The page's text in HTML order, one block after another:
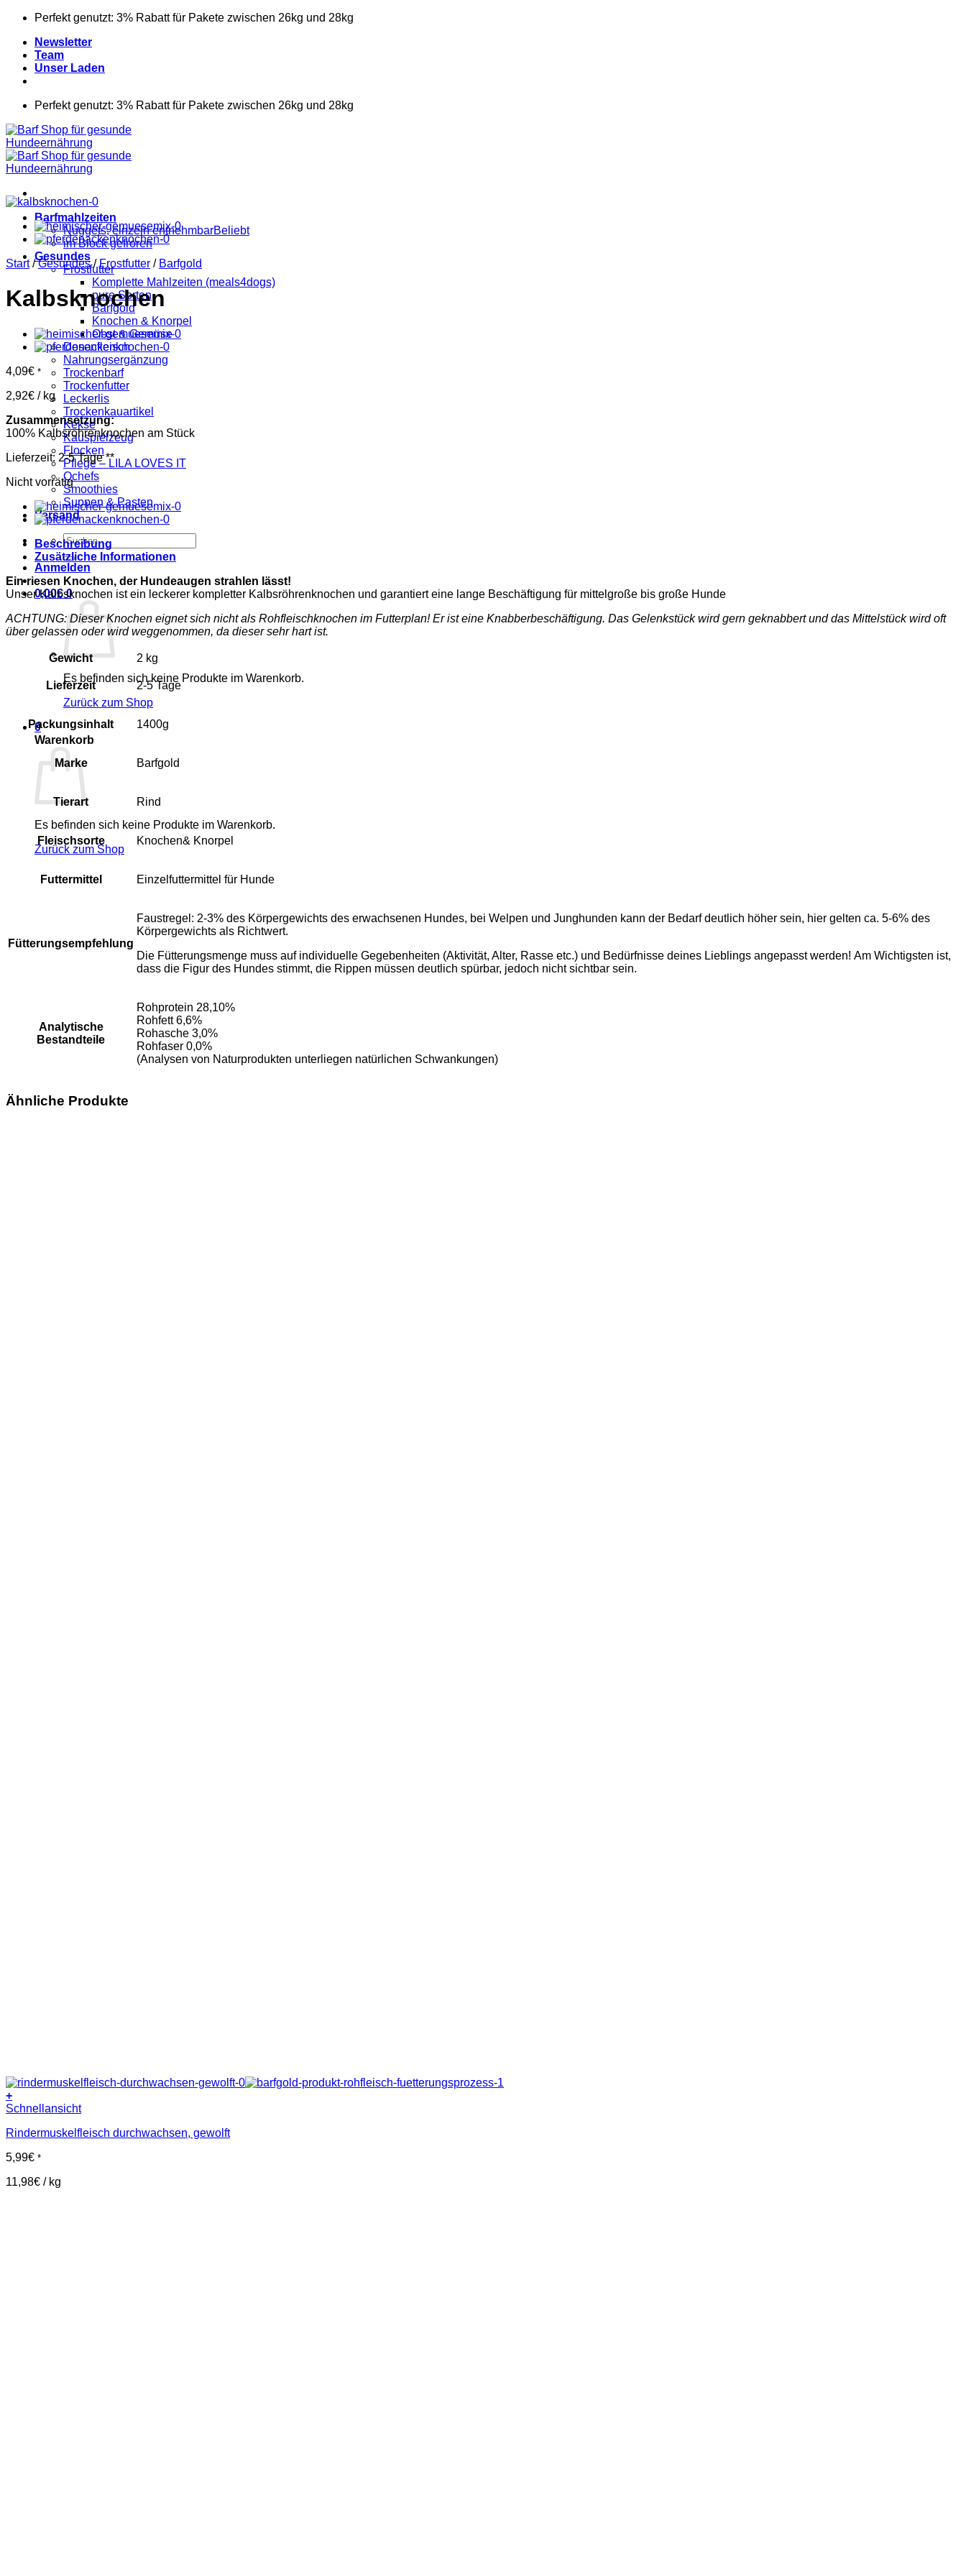
Zum
springen
Perfekt genutzt: 3% Rabatt für Pakete zwischen 26kg und 28kg
Newsletter
Team
Unser Laden
Perfekt genutzt: 3% Rabatt für Pakete zwischen 26kg und 28kg
Barfmahlzeiten
Nuggets, einzeln entnehmbar
im Block gefroren
Gesundes
Frostfutter
Komplette Mahlzeiten (meals4dogs)
pure Sorten
Barfgold
Knochen & Knorpel
Obst & Gemüse
Dosenfleisch
Nahrungsergänzung
Trockenbarf
Trockenfutter
Leckerlis
Trockenkauartikel
Kekse
Kauspielzeug
Flocken
Pflege – LILA LOVES IT
Qchefs
Smoothies
Suppen & Pasten
Versand
Suchen
nach:
Anmelden
0,00€ 0
Es befinden sich keine Produkte im Warenkorb.
Zurück zum Shop
0
Warenkorb
Es befinden sich keine Produkte im Warenkorb.
Zurück zum Shop
Start / Gesundes / Frostfutter / Barfgold
Kalbsknochen
4,09€ *
2,92€ / kg
Zusammensetzung:
100% Kalbsröhrenknochen am Stück
Lieferzeit: 2-5 Tage**
Nicht vorrätig
Beschreibung
Zusätzliche Informationen
Ein riesen Knochen, der Hundeaugen strahlen lässt!
Unser Kalbsknochen ist ein leckerer kompletter Kalbsröhrenknochen und garantiert eine lange Beschäftigung für mittelgroße bis große Hunde
ACHTUNG: Dieser Knochen eignet sich nicht als Rohfleischknochen im Futterplan! Er ist eine Knabberbeschäftigung. Das Gelenkstück wird gern geknabbert und das Mittelstück wird oft
über gelassen oder wird weggenommen, da dieser sehr hart ist.
Gewicht 2 kg
Lieferzeit 2-5 Tage
Packungsinhalt 1400g
Marke Barfgold
Tierart Rind
Fleischsorte Knochen& Knorpel
Futtermittel Einzelfuttermittel für Hunde
Fütterungsempfehlung
Faustregel: 2-3% des Körpergewichts des erwachsenen Hundes, bei Welpen und Junghunden kann der Bedarf deutlich höher sein, hier gelten ca. 5-6% des
Körpergewichts als Richtwert.
Die Fütterungsmenge muss auf individuelle Gegebenheiten (Aktivität, Alter, Rasse etc.) und Bedürfnisse deines Lieblings angepasst werden! Am Wichtigsten ist,
dass die Figur des Hundes stimmt, die Rippen müssen deutlich spürbar, jedoch nicht sichtbar sein.
Analytische
Bestandteile
Rohprotein 28,10%
Rohfett 6,6%
Rohasche 3,0%
Rohfaser 0,0%
(Analysen von Naturprodukten unterliegen natürlichen Schwankungen)
Ähnliche Produkte
+
Schnellansicht
Rindermuskelfleisch durchwachsen, gewolft
5,99€ *
11,98€ / kg